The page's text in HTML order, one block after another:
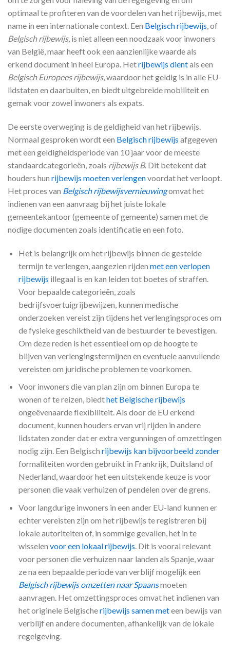
optimaal te profiteren van de voordelen van het rijbewijs, met
name in een internationale context. Een Belgisch rijbewijs, of
Belgisch rijbewijs, is niet alleen een noodzaak voor inwoners
van België, maar heeft ook een aanzienlijke waarde als
erkend document in heel Europa. Hetrijbewijs dientals een
Belgisch Europees rijbewijs, waardoor het geldig is in alle EU-
lidstaten en daarbuiten, en biedt uitgebreide mobiliteit en
gemak voor zowel inwoners als expats.
De eerste overweging is de geldigheid van het rijbewijs.
Normaal gesproken wordt een Belgisch rijbewijs afgegeven
met een geldigheidsperiode van 10 jaar voor de meeste
standaardcategorieën, zoals rijbewijs B. Dit betekent dat
houders hun rijbewijs moeten verlengenvoordat het verloopt.
Het proces van Belgisch rijbewijsvernieuwingomvat het
indienen van een aanvraag bij het juiste lokale
gemeentekantoor (gemeente of gemeente) samen met de
nodige documenten zoals identificatie en een foto.
Het is belangrijk om het rijbewijs binnen de gestelde
termijn te verlengen, aangezien rijden met een verlopen
rijbewijs illegaal is en kan leiden tot boetes of straffen.
Voor bepaalde categorieën, zoals
bedrijfsvoertuigrijbewijzen, kunnen medische
onderzoeken vereist zijn tijdens het verlengingsproces om
de fysieke geschiktheid van de bestuurder te bevestigen.
Om deze reden is het essentieel om op de hoogte te
blijven van verlengingstermijnen en eventuele aanvullende
vereisten om juridische problemen te voorkomen.
Voor inwoners die van plan zijn om binnen Europa te
wonen of te reizen, biedthet Belgische rijbewijs
ongeëvenaarde flexibiliteit. Als door de EU erkend
document, kunnen houders ervan vrij rijden in andere
lidstaten zonder dat er extra vergunningen of omzettingen
nodig zijn. Een Belgisch rijbewijs kan bijvoorbeeld zonder
formaliteiten worden gebruikt in Frankrijk, Duitsland of
Nederland, waardoor het een uitstekende keuze is voor
personen die vaak verhuizen of pendelen over de grens.
Voor langdurige inwoners in een ander EU-land kunnen er
echter vereisten zijn om het rijbewijs te registreren bij
lokale autoriteiten of, in sommige gevallen, het in te
wisselen voor een lokaal rijbewijs. Dit is vooral relevant
voor personen die verhuizen naar landen als Spanje, waar
ze na een bepaalde periode van verblijf mogelijk een
Belgisch rijbewijs omzetten naar Spaansmoeten
aanvragen. Het omzettingsproces omvat het indienen van
het originele Belgischerijbewijs samen meteen bewijs van
verblijf en andere documenten, afhankelijk van de lokale
regelgeving.